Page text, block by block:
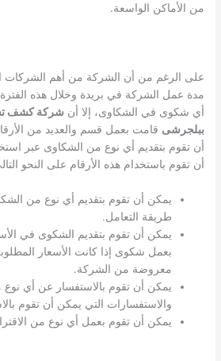
من الأماكن الواسعة.
على الرغم من أن الشركة من أهم الشركات
مدة عمل الشركة في بريدة وخلال هذه
أي شكوى في الشكاوى، إلا أن شركة كشف
ببلجرشى قامت بعمل قسم والعديد من
أن تقوم بتقديم أي نوع من الشكاوى عبر
أن تقوم باستخدام هذه الأرقام على النحو
يمكن أن تقوم بتقديم أي نوع من
طريقة التعامل.
يمكن أن تقوم بتقديم الشكوى في
بعمل شكوى إذا كانت الأسعار
معروضة من الشركة.
يمكن أن تقوم بالاستفسار عن أي نوع
والاستفسارات التي يمكن أن تقوم
يمكن أن تقوم بعمل أي نوع من